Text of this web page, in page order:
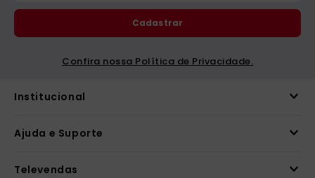
Confira nossa Política de Privacidade.
Cadastrar
Institucional
Ajuda e Suporte
Televendas